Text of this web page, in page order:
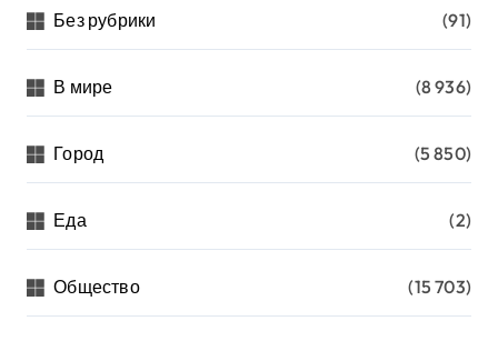
Без рубрики (91)
В мире (8 936)
Город (5 850)
Еда (2)
Общество (15 703)